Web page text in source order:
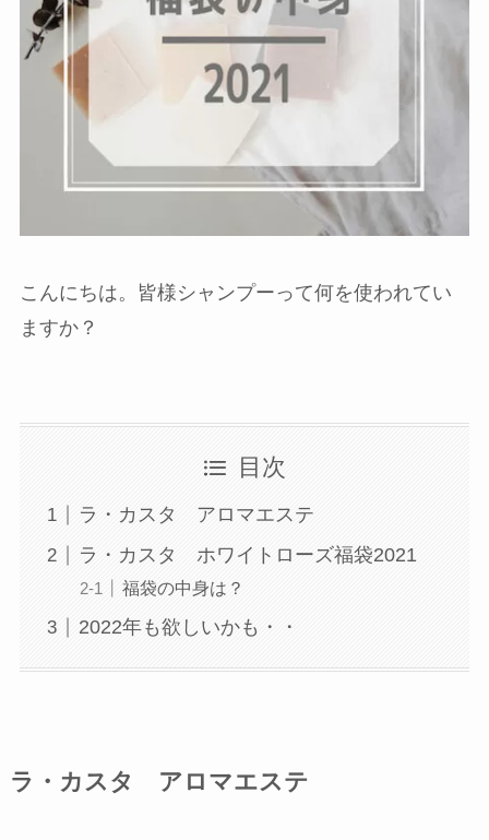
こんにちは。皆様シャンプーって何を使われてい
ますか？
目次
ラ・カスタ アロマエステ
ラ・カスタ ホワイトローズ福袋2021
福袋の中身は？
2022年も欲しいかも・・
ラ・カスタ アロマエステ